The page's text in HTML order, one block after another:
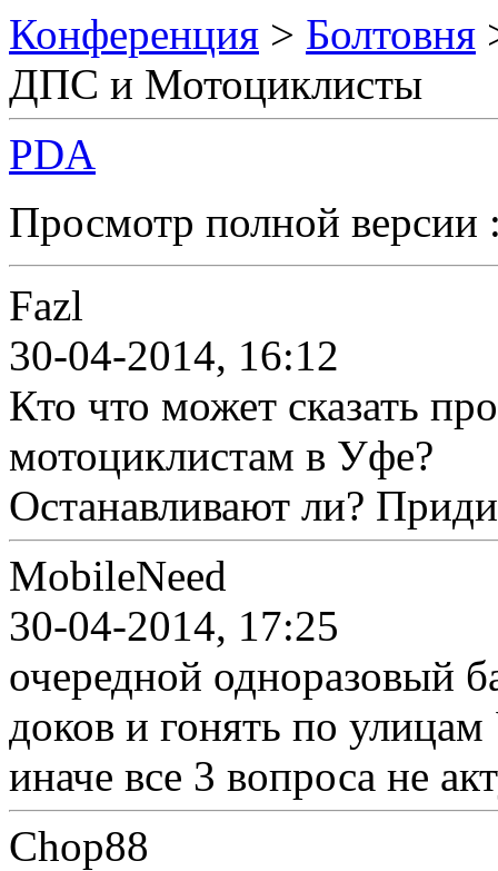
Конференция > Болтовня
ДПС и Мотоциклисты
PDA
Просмотр полной
Fazl
30-04-2014, 16:12
Кто что может сказать
мотоциклистам в Уфе?
Останавливают ли?
MobileNeed
30-04-2014, 17:25
очередной одноразовый
доков и гонять по
иначе все 3 вопроса не
Chop88